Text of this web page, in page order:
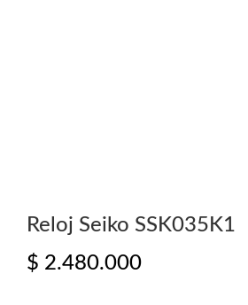
Reloj Seiko SSK035K1
$ 2.480.000